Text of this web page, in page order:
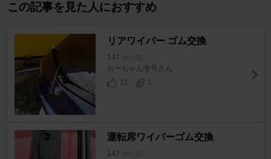
この記事を見た人におすすめ
リアワイパー ゴム交換
147 [937系]
おーちゃん壱号さん
11
1
運転席ワイパーゴム交換
147 [937系]